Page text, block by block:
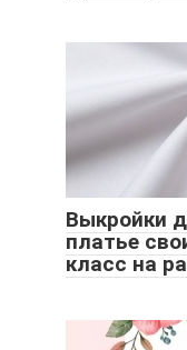
Выкройки
платье
класс на